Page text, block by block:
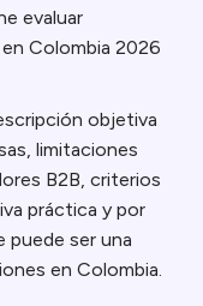
evaluar
Colombia 2026
objetiva
limitaciones
B2B, criterios
práctica y por
puede ser una
en Colombia.